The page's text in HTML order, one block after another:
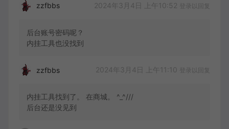
zzfbbs 2024年3月4日 上午10:52
后台账号密码呢？
内挂工具也没找到
zzfbbs 2024年3月4日 上午11:10 登录以回复
内挂工具找到了。 在商城。 ^_^///
后台还是没见到